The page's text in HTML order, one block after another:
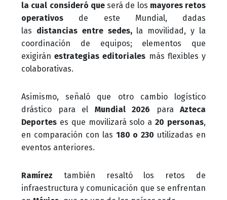
la cual consideró que será de los mayores retos
operativos de este Mundial, dadas
las distancias entre sedes,la movilidad, y la
coordinación de equipos; elementos que
exigiránestrategias editoriales más flexibles y
colaborativas.
Asimismo, señaló que otro cambio logístico
drástico para el Mundial 2026 para Azteca
Deportes es que movilizará solo a20 personas,
en comparación con las 180 o 230 utilizadas en
eventos anteriores.
Ramírez también resaltó los retos de
infraestructura y comunicación que se enfrentan